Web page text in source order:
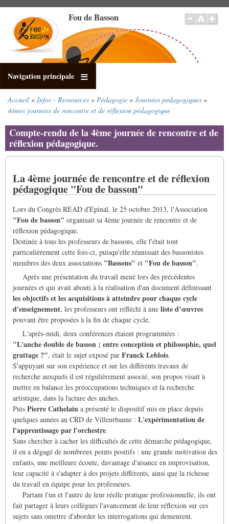
contenu
principal
Fou de Basson
Navigation principale
Fil
Accueil Infos - Ressources Pédagogie
Journées pédagogiques
4èmes journées de rencontre et de réflexion pédagogique
Compte-rendu de la 4ème journée de rencontre et de
réflexion pédagogique.
La 4ème journée de rencontre et de réflexion
pédagogique "Fou de basson"
Lors du Congrès READ d'Epinal, le 25 octobre 2013, l'Association
"Fou de basson" organisait sa 4ème journée de rencontre et de
réflexion pédagogique.
Destinée à tous les professeurs de bassons, elle l'était tout
particulièrement cette fois-ci, puisqu'elle réunissait des bassonistes
membres des deux associations "Bassons" et "Fou de basson".
Après une présentation du travail mené lors des précédentes
journées et qui avait abouti à la réalisation d'un document définissant
les objectifs et les acquisitions à atteindre pour chaque cycle
d'enseignement, les professeurs ont réfléchi à une liste d’œuvres
pouvant être proposées à la fin de chaque cycle.
L'après-midi, deux conférences étaient programmées :
"L'anche double de basson ; entre conception et philosophie, quel
grattage ?", était le sujet exposé par Franck Leblois.
S'appuyant sur son expérience et sur les différents travaux de
recherche auxquels il est régulièrement associé, son propos visait à
mettre en balance les préoccupations techniques et la recherche
artistique, dans la facture des anches.
Puis Pierre Cathelain a présenté le dispositif mis en place depuis
quelques années au CRD de Villeurbanne : L'expérimentation de
l'apprentissage par l'orchestre.
Sans chercher à cacher les difficultés de cette démarche pédagogique,
il en a dégagé de nombreux points positifs : une grande motivation des
enfants, une meilleure écoute, davantage d'aisance en improvisation,
leur capacité à s'adapter à des projets différents, ainsi que la richesse
du travail en équipe pour les professeurs.
Partant l'un et l'autre de leur réelle pratique professionnelle, ils ont
fait partager à leurs collègues l'avancement de leur réflexion sur ces
sujets sans omettre d'aborder les interrogations qui demeurent.